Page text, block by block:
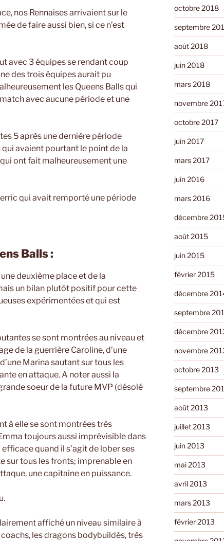
nos Rennaises arrivaient sur le
de faire aussi bien, si ce n’est
avec 3 équipes se rendant coup
des trois équipes aurait pu
les Queens Balls qui
avec aucune période et une
5 après une dernière période
qui avaient pourtant le point de la
ont fait malheureusement une
qui avait remporté une période
Balls :
deuxième place et de la
un bilan plutôt positif pour cette
expérimentées et qui est
se sont montrées au niveau et
de la guerrière Caroline, d’une
Marina sautant sur tous les
en attaque. A noter aussi la
soeur de la future MVP (désolé
à elle se sont montrées très
toujours aussi imprévisible dans
quand il s’agit de lober ses
sur tous les fronts; imprenable en
une capitaine en puissance.
affiché un niveau similaire à
les dragons bodybuildés, très
octobre 2018
septembre
août 2018
juin 2018
mars 2018
novembre
octobre 2017
juin 2017
mars 2017
juin 2016
mars 2016
décembre
août 2015
juin 2015
février 2015
décembre
septembre
décembre
novembre
octobre 2013
septembre
août 2013
juillet 2013
juin 2013
mai 2013
avril 2013
mars 2013
février 2013